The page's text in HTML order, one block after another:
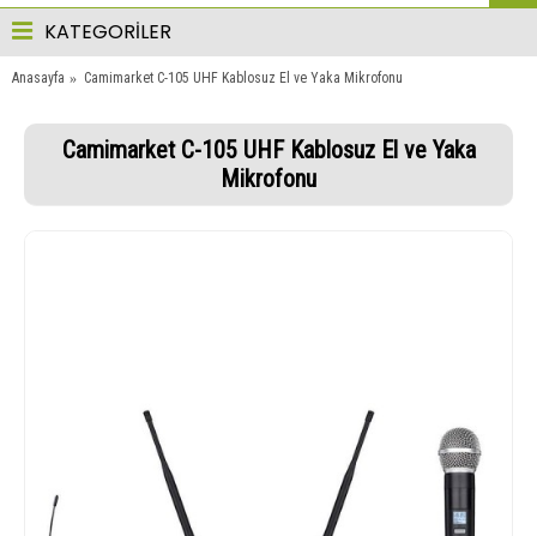
KATEGORİLER
Anasayfa Camimarket C-105 UHF Kablosuz El ve Yaka Mikrofonu
Camimarket C-105 UHF Kablosuz El ve Yaka
Mikrofonu